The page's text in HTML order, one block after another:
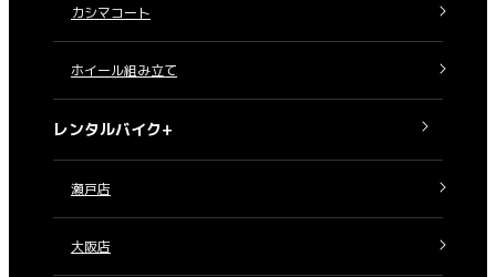
カシマコート
ホイール組み立て
レンタルバイク+
瀬戸店
大阪店